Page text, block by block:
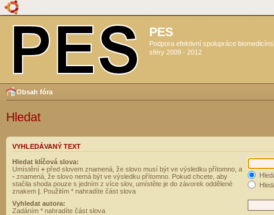
PES
Podpora efektivní spolupráce
sféry 2009 - 2012
Obsah fóra
Hledat
VYHLEDÁVANÝ TEXT
Hledat klíčová slova:
Umístění + před slovem znamená, že slovo musí být ve výsledku přítomno, a
- znamená, že slovo nemá být ve výsledku přítomno. Pokud chcete, aby
stačila shoda pouze s jedním z více slov, umístěte je do závorek oddělené
znakem | . Použitím * nahradíte část slova
Vyhledat autora:
Zadáním * nahradíte část slova